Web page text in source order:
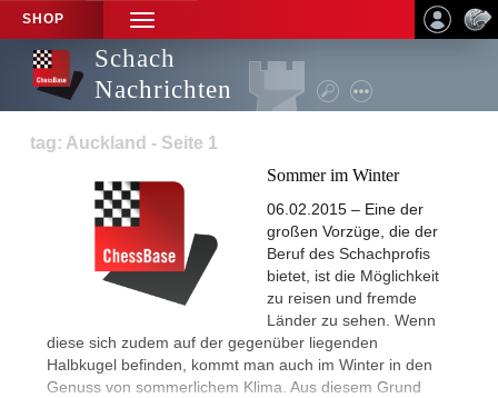
SHOP
TOGGLE
NAVIGATION
Schach
Nachrichten
tag: Auckland - Seite 1
Sommer im Winter
06.02.2015 – Eine der
großen Vorzüge, die der
Beruf des Schachprofis
bietet, ist die Möglichkeit
zu reisen und fremde
Länder zu sehen. Wenn
diese sich zudem auf der gegenüber liegenden
Halbkugel befinden, kommt man auch im Winter in den
Genuss von sommerlichem Klima. Aus diesem Grund